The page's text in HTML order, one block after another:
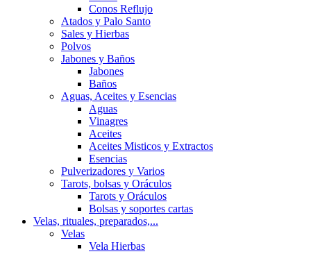
Conos Reflujo
Atados y Palo Santo
Sales y Hierbas
Polvos
Jabones y Baños
Jabones
Baños
Aguas, Aceites y Esencias
Aguas
Vinagres
Aceites
Aceites Misticos y Extractos
Esencias
Pulverizadores y Varios
Tarots, bolsas y Oráculos
Tarots y Oráculos
Bolsas y soportes cartas
Velas, rituales, preparados,...
Velas
Vela Hierbas